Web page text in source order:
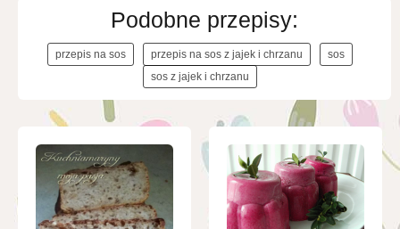
Podobne przepisy:
przepis na sos przepis na sos z jajek i chrzanu
sos
sos z jajek i chrzanu